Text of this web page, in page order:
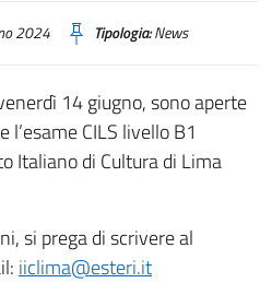
2024 Tipologia:News
14 giugno, sono aperte
l’esame CILS livello B1
Italiano di Cultura di Lima
si prega di scrivere al
iiclima@esteri.it